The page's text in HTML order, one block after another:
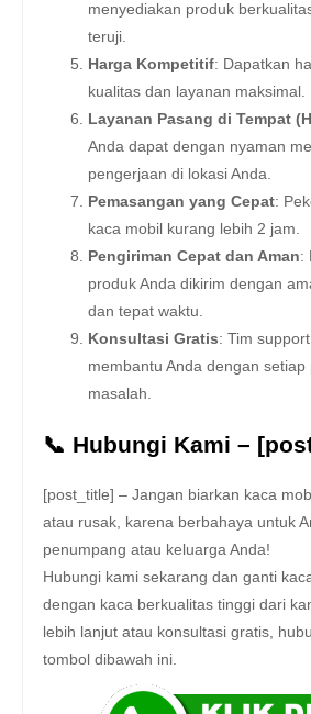
menyediakan produk
teruji.
Harga Kompetitif: Dapatkan
kualitas dan layanan maksimal.
Layanan Pasang di Tempat
Anda dapat dengan nyaman
pengerjaan di lokasi Anda.
Pemasangan yang Cepat:
kaca mobil kurang lebih 2 jam.
Pengiriman Cepat dan Aman:
produk Anda dikirim dengan
dan tepat waktu.
Konsultasi Gratis: Tim
membantu Anda dengan
masalah.
📞 Hubungi Kami –
[post_title] – Jangan biarkan kaca
atau rusak, karena berbahaya untuk
penumpang atau keluarga Anda!
Hubungi kami sekarang dan ganti
dengan kaca berkualitas tinggi dari
lebih lanjut atau konsultasi gratis,
tombol dibawah ini.